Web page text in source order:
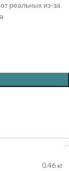
реальных из-за
0.46 кг